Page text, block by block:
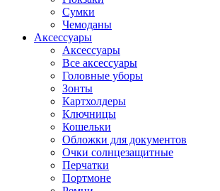
Сумки
Чемоданы
Аксессуары
Аксессуары
Все аксессуары
Головные уборы
Зонты
Картхолдеры
Ключницы
Кошельки
Обложки для документов
Очки солнцезащитные
Перчатки
Портмоне